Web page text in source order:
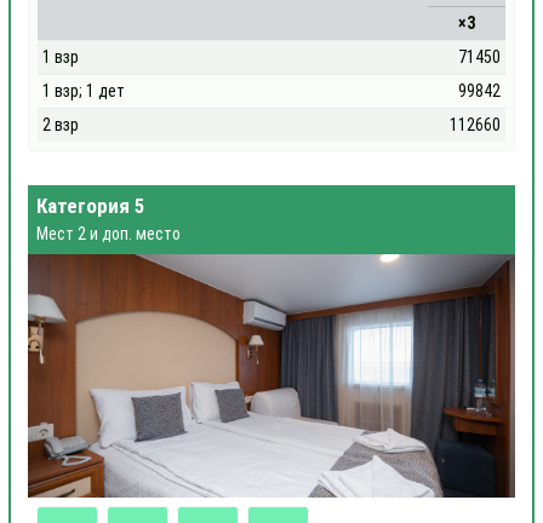
×3
1 взр
71450
1 взр; 1 дет
99842
2 взр
112660
Категория 5
Мест 2 и доп. место